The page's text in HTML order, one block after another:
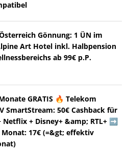
Gönnung: 1 ÜN im
Art Hotel inkl. Halbpension
ab 99€ p.P.
GRATIS 🔥 Telekom
SmartStream: 50€ Cashback für
Netflix + Disney+ &amp; RTL+ ➡️
Monat: 17€ (=&gt; effektiv